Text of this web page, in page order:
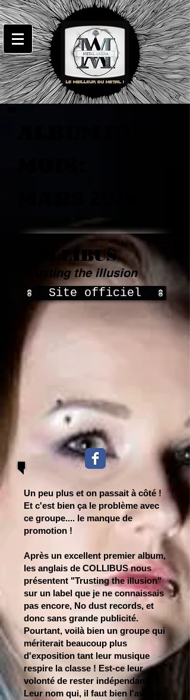
COLLIBUS
Trusting the illusion
Site officiel
Un peu plus et on passait à côté !
Et c'est bien ça le problème avec
ce groupe.... le manque de
promotion !
Après un excellent premier album,
les anglais de COLLIBUS nous
présentent "Trusting the illusion"
sur un label que je ne connaissais
pas encore, No dust records, et
donc sans grande publicité.
Pourtant, voilà bien un groupe qui
mériterait beaucoup plus
d'exposition tant leur musique
respire la classe ! Est-ce leur
volonté de rester indépendants ?
Leur nom qui, il faut bien l'avouer,